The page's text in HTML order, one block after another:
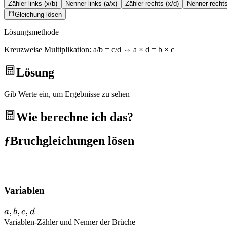
Zähler links (x/b) Nenner links (a/x) Zähler rechts (x/d)
Nenner
Gleichung lösen
Lösungsmethode
Kreuzweise Multiplikation: a/b = c/d ⇔ a × d = b × c
Lösung
Gib Werte ein, um Ergebnisse zu sehen
Wie berechne ich das?
ƒBruchgleichungen lösen
Variablen
a,b,c,d
a, b, c, d
Variablen-Zähler und Nenner der Brüche